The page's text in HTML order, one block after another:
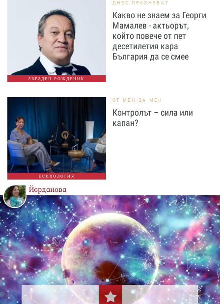
ЗВЕЗДЕН РОЖДЕНИК
ДНЕС ПРАЗНУВАТ
Какво не знаем за Георги
Мамалев - актьорът,
който повече от пет
десетилетия кара
България да се смее
ПСИХОЛОГИЯ
ОТ МЕН ЗА МЕН
Контролът – сила или
капан?
Йорданова